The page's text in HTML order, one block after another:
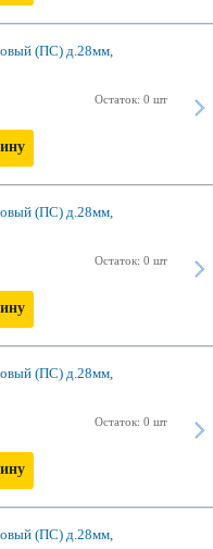
(ПС) д.28мм,
Остаток: 0 шт
(ПС) д.28мм,
Остаток: 0 шт
(ПС) д.28мм,
Остаток: 0 шт
(ПС) д.28мм,